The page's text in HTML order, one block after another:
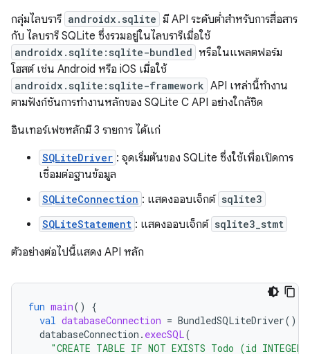
กลุ่มไลบรารี androidx.sqlite มี API ระดับต่ำสำหรับการสื่อสาร
กับ ไลบรารี SQLite ซึ่งรวมอยู่ในไลบรารีเมื่อใช้
androidx.sqlite:sqlite-bundled หรือในแพลตฟอร์ม
โฮสต์ เช่น Android หรือ iOS เมื่อใช้
androidx.sqlite:sqlite-framework API เหล่านี้ทำงาน
ตามฟังก์ชันการทำงานหลักของ SQLite C API อย่างใกล้ชิด
อินเทอร์เฟซหลักมี 3 รายการ ได้แก่
SQLiteDriver : จุดเริ่มต้นของ SQLite ซึ่งใช้เพื่อเปิดการ
เชื่อมต่อฐานข้อมูล
SQLiteConnection : แสดงออบเจ็กต์ sqlite3
SQLiteStatement : แสดงออบเจ็กต์ sqlite3_stmt
ตัวอย่างต่อไปนี้แสดง API หลัก
fun main()
{
val databaseConnection = BundledSQLiteDriver().
databaseConnection . execSQL(
"CREATE TABLE IF NOT EXISTS Todo (id